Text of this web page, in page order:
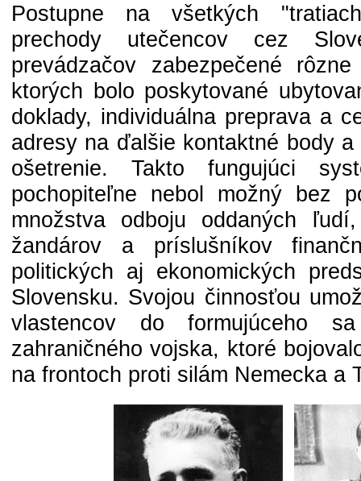
Postupne na všetkých
prechody utečencov cez
prevádzačov zabezpečené
ktorých bolo poskytované
doklady, individuálna preprava a
adresy na ďalšie kontaktné body
ošetrenie. Takto fungujúci
pochopiteľne nebol možný bez
množstva odboju oddaných
žandárov a príslušníkov
politických aj ekonomických
Slovensku. Svojou činnosťou
vlastencov do formujúceho
zahraničného vojska, ktoré
na frontoch proti silám Nemecka a